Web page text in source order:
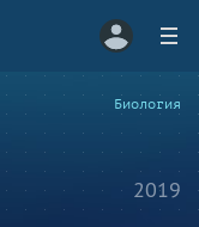
Биология
2019